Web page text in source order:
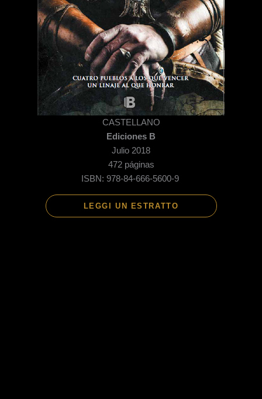
CASTELLANO
Ediciones B
Julio 2018
472 páginas
ISBN: 978-84-666-5600-9
LEGGI UN ESTRATTO